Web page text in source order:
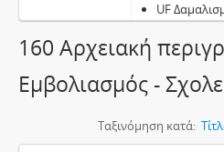
UF
160 Αρχειακή
Εμβολιασμός -
Ταξινόμηση κατά: